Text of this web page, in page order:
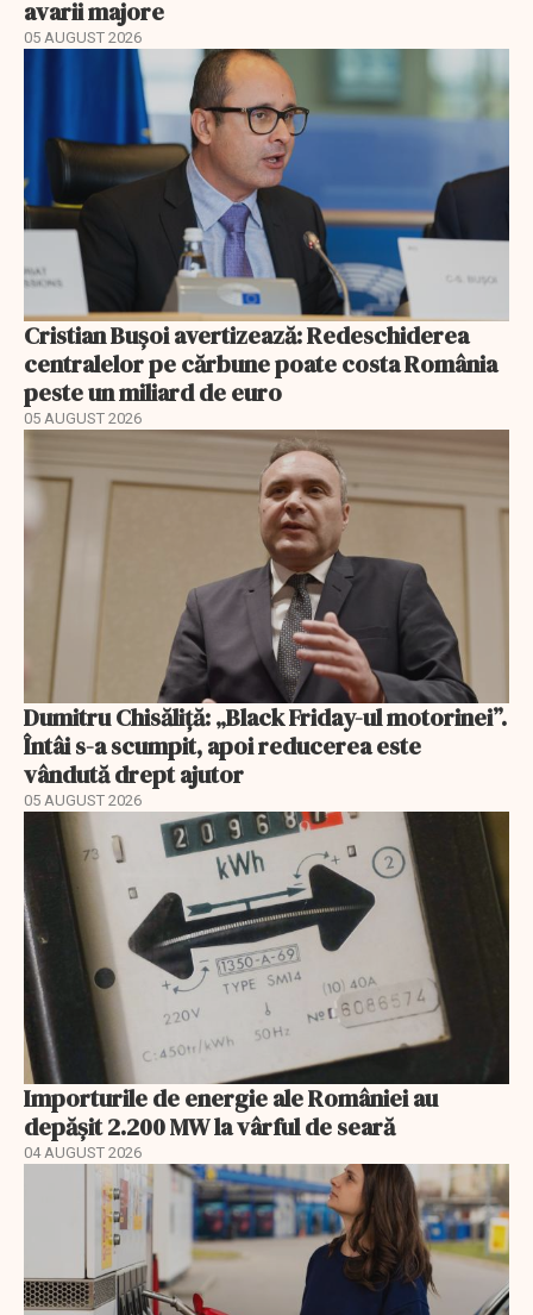
avarii majore
05 AUGUST 2026
Cristian Bușoi avertizează: Redeschiderea
centralelor pe cărbune poate costa România
peste un miliard de euro
05 AUGUST 2026
Dumitru Chisăliță: „Black Friday-ul motorinei”.
Întâi s-a scumpit, apoi reducerea este
vândută drept ajutor
05 AUGUST 2026
Importurile de energie ale României au
depășit 2.200 MW la vârful de seară
04 AUGUST 2026